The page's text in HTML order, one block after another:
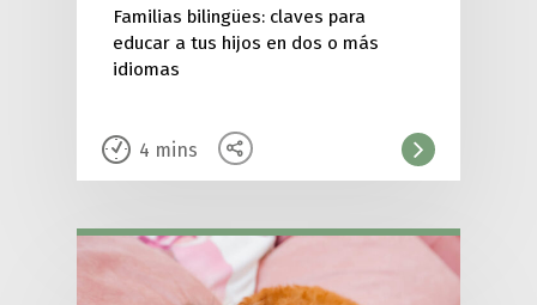
Familias bilingües: claves para
educar a tus hijos en dos o más
idiomas
4 mins